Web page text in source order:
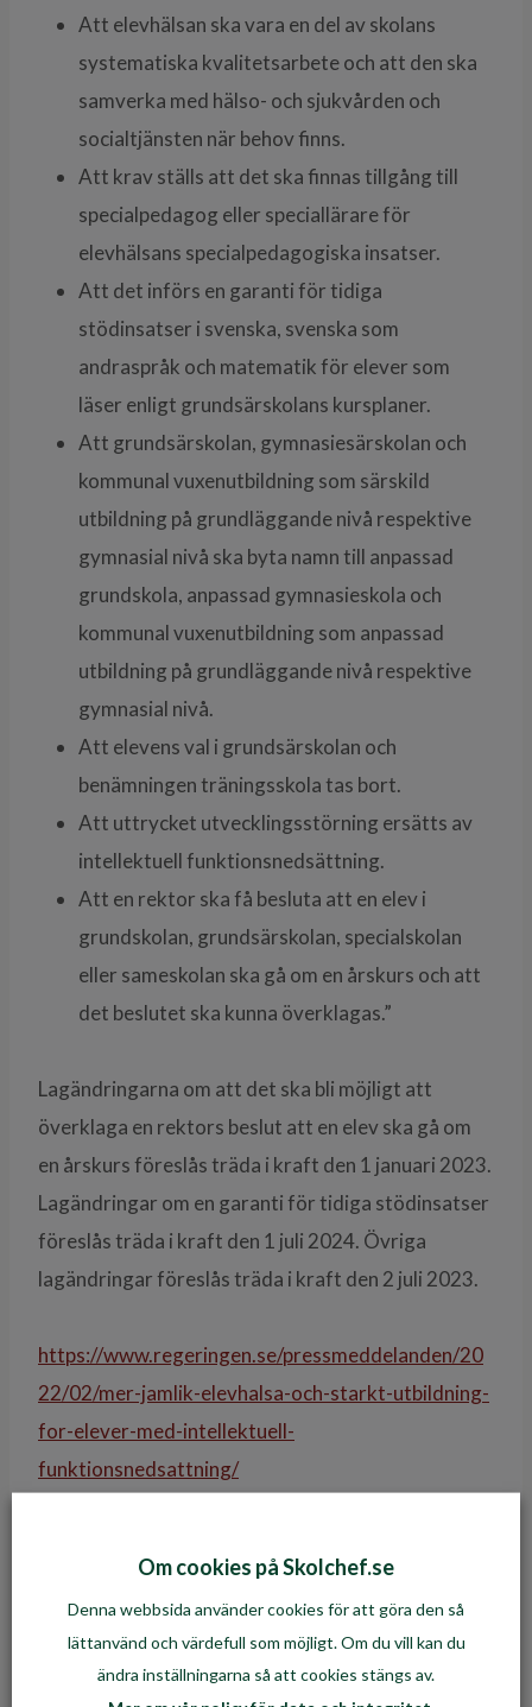
Att elevhälsan ska vara en del av skolans
systematiska kvalitetsarbete och att den ska
samverka med hälso- och sjukvården och
socialtjänsten när behov finns.
Att krav ställs att det ska finnas tillgång till
specialpedagog eller speciallärare för
elevhälsans specialpedagogiska insatser.
Att det införs en garanti för tidiga
stödinsatser i svenska, svenska som
andraspråk och matematik för elever som
läser enligt grundsärskolans kursplaner.
Att grundsärskolan, gymnasiesärskolan och
kommunal vuxenutbildning som särskild
utbildning på grundläggande nivå respektive
gymnasial nivå ska byta namn till anpassad
grundskola, anpassad gymnasieskola och
kommunal vuxenutbildning som anpassad
utbildning på grundläggande nivå respektive
gymnasial nivå.
Att elevens val i grundsärskolan och
benämningen träningsskola tas bort.
Att uttrycket utvecklingsstörning ersätts av
intellektuell funktionsnedsättning.
Att en rektor ska få besluta att en elev i
grundskolan, grundsärskolan, specialskolan
eller sameskolan ska gå om en årskurs och att
det beslutet ska kunna överklagas.”
Lagändringarna om att det ska bli möjligt att
överklaga en rektors beslut att en elev ska gå om
en årskurs föreslås träda i kraft den 1 januari 2023.
Lagändringar om en garanti för tidiga stödinsatser
föreslås träda i kraft den 1 juli 2024. Övriga
lagändringar föreslås träda i kraft den 2 juli 2023.
https://www.regeringen.se/pressmeddelanden/20
22/02/mer-jamlik-elevhalsa-och-starkt-utbildning-
for-elever-med-intellektuell-
funktionsnedsattning/
dokument/lagradsremiss/2022/02/elevhalsa-och-
starkt-utbildning-for-elever-med-intellektuell-
Om cookies på Skolchef.se
Denna webbsida använder cookies för att göra den så
lättanvänd och värdefull som möjligt. Om du vill kan du
ändra inställningarna så att cookies stängs av.